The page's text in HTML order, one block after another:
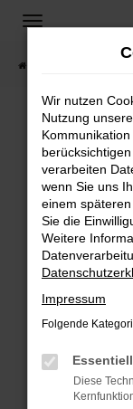
Zum
springen
Fehler:
Beim Laden
Hier sind ein
Laden
Prüfe
können
anderen
Wir nutzen
Nutzung
verarbeiten
wenn Sie uns
einem
Sie die
Weitere
Impressum
Folgende
Essentiell
Diese